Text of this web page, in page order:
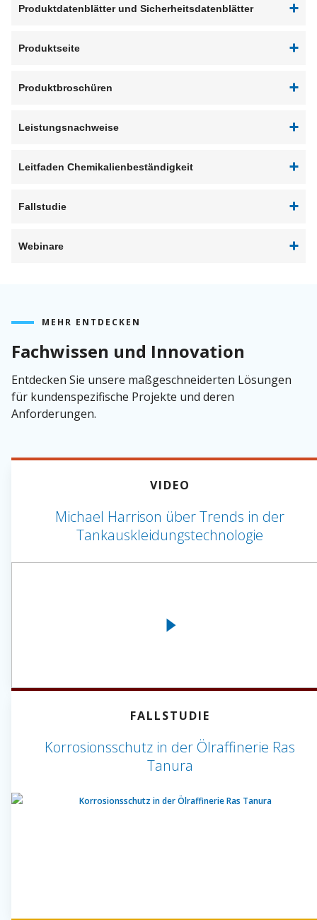
Produktdatenblätter und Sicherheitsdatenblätter
Produktseite
Produktbroschüren
Leistungsnachweise
Leitfaden Chemikalienbeständigkeit
Fallstudie
Webinare
MEHR ENTDECKEN
Fachwissen und Innovation
Entdecken Sie unsere maßgeschneiderten Lösungen
für kundenspezifische Projekte und deren
Anforderungen.
VIDEO
Michael Harrison über Trends in der
Tankauskleidungstechnologie
FALLSTUDIE
Korrosionsschutz in der Ölraffinerie Ras
Tanura